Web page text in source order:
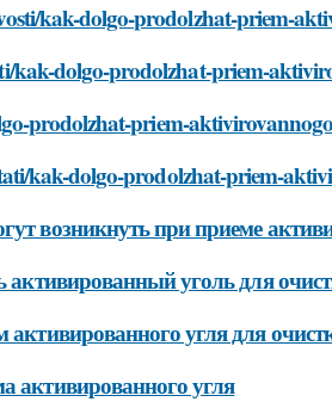
kak-dolgo-prodolzhat-priem-
kak-dolgo-prodolzhat-priem-
prodolzhat-priem-
kak-dolgo-prodolzhat-priem-
возникнуть при приеме
активированный уголь для
угля для
активированного угля